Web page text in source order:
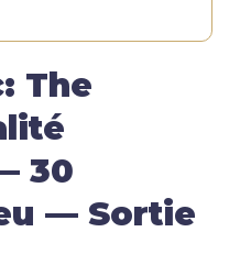
The
30
— Sortie